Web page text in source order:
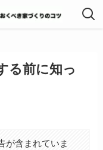
る前に知っ
が含まれていま